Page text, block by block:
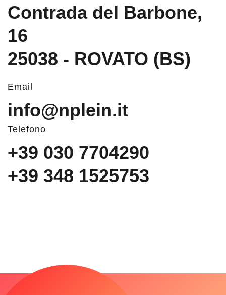
Contrada del Barbone,
16
25038 - ROVATO (BS)
Email
info@nplein.it
Telefono
+39 030 7704290
+39 348 1525753